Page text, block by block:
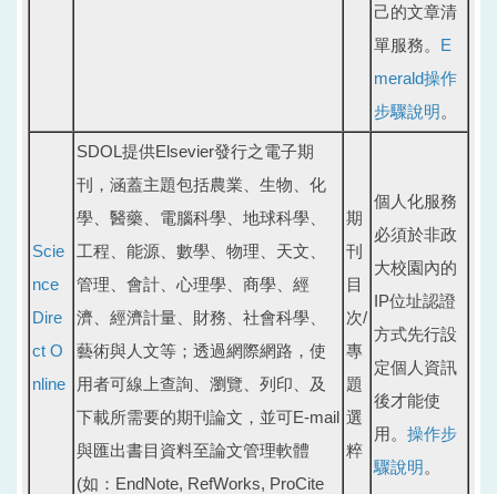
己的文章清
單服務。 E
merald操作
步驟說明 。
Scie
nce
Dire
ct O
nline
SDOL提供Elsevier發行之電子期
刊，涵蓋主題包括農業、生物、化
學、醫藥、電腦科學、地球科學、
工程、能源、數學、物理、天文、
管理、會計、心理學、商學、經
濟、經濟計量、財務、社會科學、
藝術與人文等；透過網際網路，使
用者可線上查詢、瀏覽、列印、及
下載所需要的期刊論文，並可E-mail
與匯出書目資料至論文管理軟體
(如：EndNote, RefWorks, ProCite
期
刊
目
次/
專
題
選
粹
個人化服務
必須於非政
大校園內的
IP位址認證
方式先行設
定個人資訊
後才能使
用。 操作步
驟說明 。